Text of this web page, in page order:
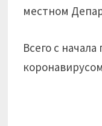
местном
Всего с